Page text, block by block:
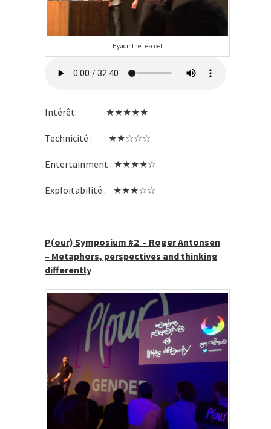
Hyacinthe Lescoet
Intérêt: ★★★★★
Technicité : ★★☆☆☆
Entertainment : ★★★★☆
Exploitabilité : ★★★☆☆
P(our) Symposium #2 – Roger Antonsen
– Metaphors, perspectives and thinking
differently